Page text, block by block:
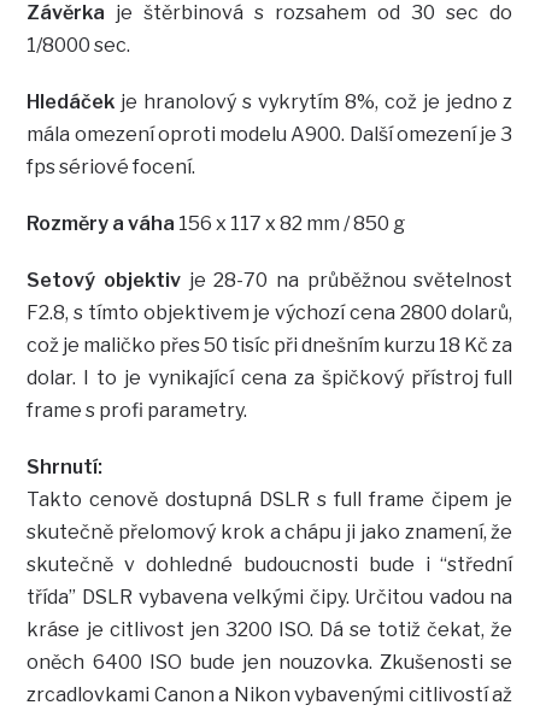
Závěrka je štěrbinová s rozsahem od 30 sec do
1/8000 sec.
Hledáček je hranolový s vykrytím 8%, což je jedno z
mála omezení oproti modelu A900. Další omezení je 3
fps sériové focení.
Rozměry a váha 156 x 117 x 82 mm / 850 g
Setový objektiv je 28-70 na průběžnou světelnost
F2.8, s tímto objektivem je výchozí cena 2800 dolarů,
což je maličko přes 50 tisíc při dnešním kurzu 18 Kč za
dolar. I to je vynikající cena za špičkový přístroj full
frame s profi parametry.
Shrnutí:
Takto cenově dostupná DSLR s full frame čipem je
skutečně přelomový krok a chápu ji jako znamení, že
skutečně v dohledné budoucnosti bude i “střední
třída” DSLR vybavena velkými čipy. Určitou vadou na
kráse je citlivost jen 3200 ISO. Dá se totiž čekat, že
oněch 6400 ISO bude jen nouzovka. Zkušenosti se
zrcadlovkami Canon a Nikon vybavenými citlivostí až